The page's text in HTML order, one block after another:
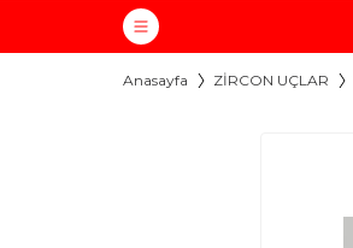
Anasayfa ZİRCON UÇLAR